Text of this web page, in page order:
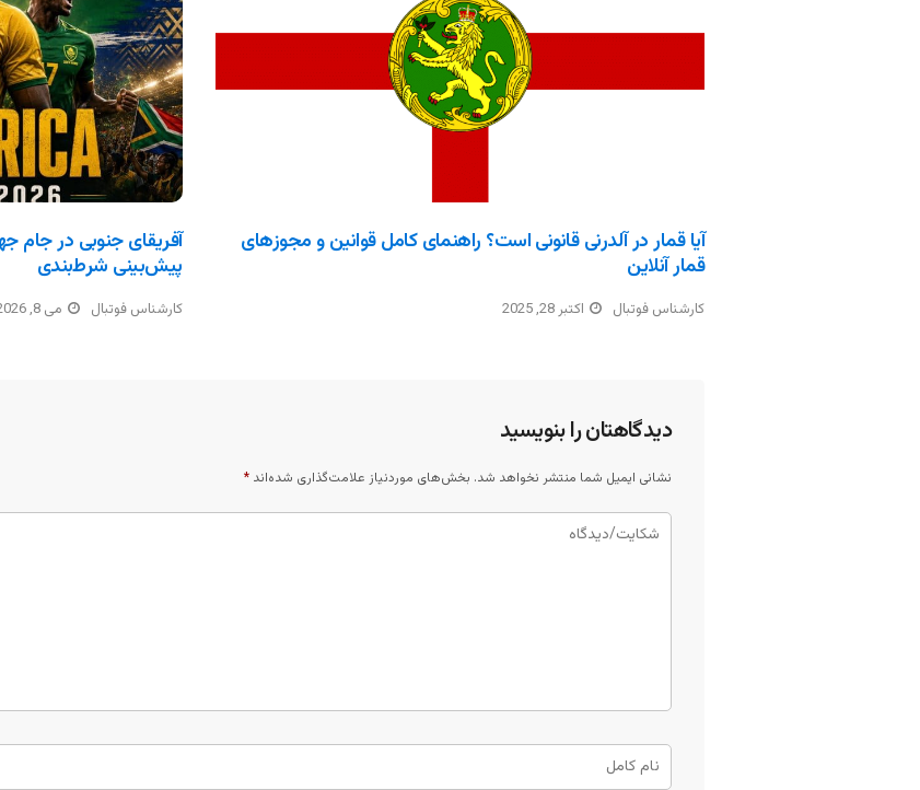
پیش‌بینی شرط‌بندی
کارشناس فوتبال می 8, 2026
آیا قمار در آلدرنی قانونی است؟ راهنمای کامل قوانین و مجوزهای
قمار آنلاین
کارشناس فوتبال اکتبر 28, 2025
دیدگاهتان را بنویسید
نشانی ایمیل شما منتشر نخواهد شد. بخش‌های موردنیاز علامت‌گذاری شده‌اند *